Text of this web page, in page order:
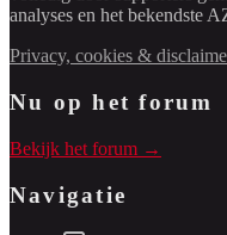
analyses en het bekendste
Privacy, cookies &
Nu op het forum
Bekijk het forum →
Navigatie